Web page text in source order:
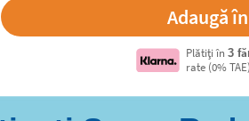
Plătiți în 3
rate (0% TAE)